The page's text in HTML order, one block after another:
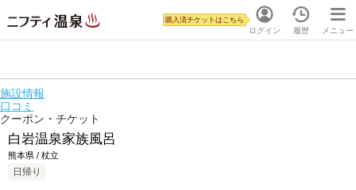
ログイン
購入済チケットはこちら
履歴 メニュー
施設情報
口コミ
クーポン・チケット
白岩温泉家族風呂
熊本県 / 杖立
日帰り